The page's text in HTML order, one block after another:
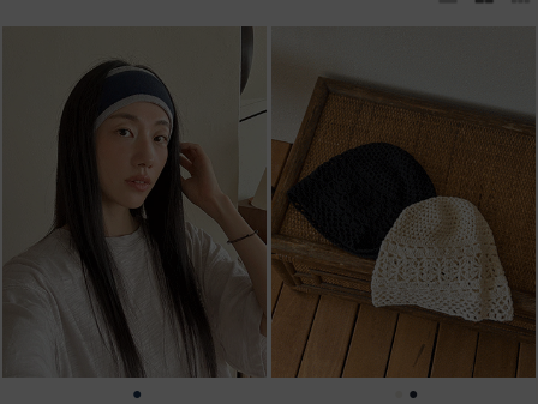
● ●